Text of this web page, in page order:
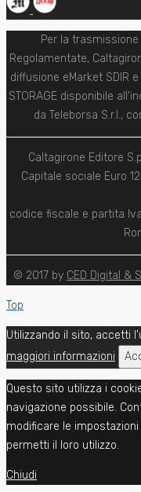
Per la
Regolamentate,
diffusione eMarket SDIR
STORAGE disponibile
da Teleborsa S.r.l.,
Caltagirone Editore
Capitale sociale Euro
codice fiscale e partita
© 2017 by CED Digital &
Top
Utilizzando il sito, accetti
maggiori informazioni
Questo sito utilizza i
navigazione possibile.
modificare le
permetti il loro utilizzo.
Chiudi